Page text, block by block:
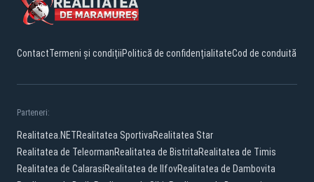
ContactTermeni și condițiiPolitică de confidențialitateCod de conduită
Parteneri:
Realitatea.NETRealitatea SportivaRealitatea Star
Realitatea de TeleormanRealitatea de BistritaRealitatea de Timis
Realitatea de CalarasiRealitatea de IlfovRealitatea de Dambovita